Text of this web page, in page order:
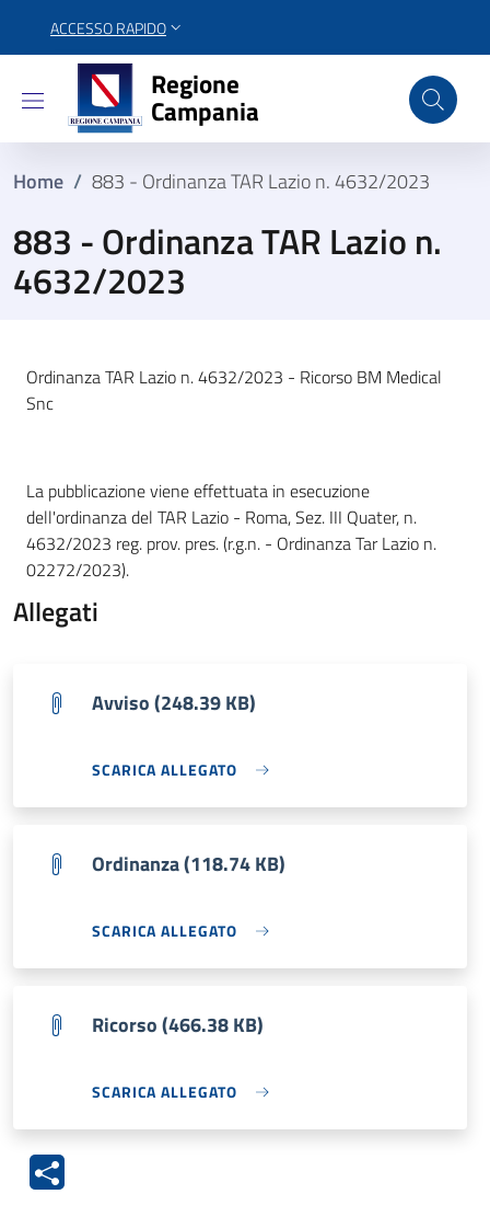
ACCESSO RAPIDO
Regione Campania
Regione
Campania
Home / 883 - Ordinanza TAR Lazio n. 4632/2023
883 - Ordinanza TAR Lazio n.
4632/2023
Ordinanza TAR Lazio n. 4632/2023 - Ricorso BM Medical
Snc
La pubblicazione viene effettuata in esecuzione
dell'ordinanza del TAR Lazio - Roma, Sez. III Quater, n.
4632/2023 reg. prov. pres. (r.g.n. - Ordinanza Tar Lazio n.
02272/2023).
Allegati
Avviso (248.39 KB)
SCARICA ALLEGATO
Ordinanza (118.74 KB)
SCARICA ALLEGATO
Ricorso (466.38 KB)
SCARICA ALLEGATO